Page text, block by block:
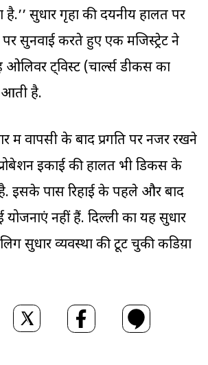
है.’’ सुधार गृहों की दयनीय हालत पर
सुनवाई करते हुए एक मजिस्ट्रेट ने
ट्विस्ट (चार्ल्स डीकेंस का
आती है.
में वापसी के बाद प्रगति पर नजर रखने
इकाई की हालत भी डिकेंस के
इसके पास रिहाई के पहले और बाद
नहीं हैं. दिल्ली का यह सुधार
सुधार व्यवस्था की टूट चुकी कडिय़ों